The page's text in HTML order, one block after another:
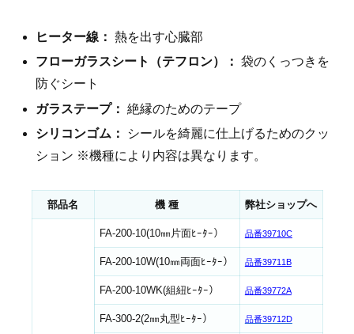
ヒーター線： 熱を出す心臓部
フローガラスシート（テフロン）： 袋のくっつきを
防ぐシート
ガラステープ： 絶縁のためのテープ
シリコンゴム：
シールを綺麗に仕上げるためのクッ
ション ※機種により内容は異なります。
部品名 機 種 弊社ショップへ
FA-200-10(10㎜片面ﾋｰﾀｰ） 品番39710C
FA-200-10W(10㎜両面ﾋｰﾀｰ） 品番39711B
FA-200-10WK(組紐ﾋｰﾀｰ） 品番39772A
FA-300-2(2㎜丸型ﾋｰﾀｰ） 品番39712D